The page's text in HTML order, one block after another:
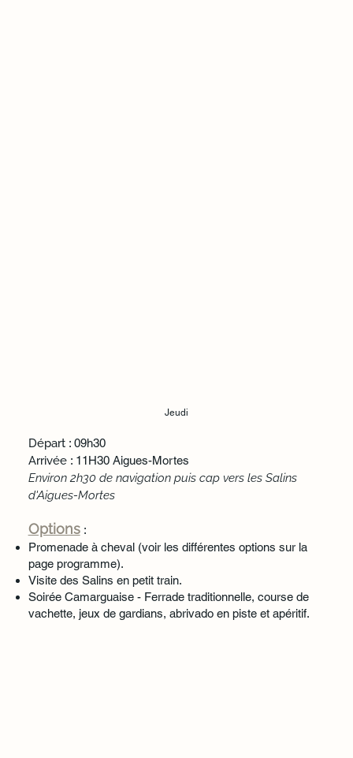
Jeudi
Départ: 09h30
Arrivée: 11H30 Aigues-Mortes
Environ 2h30 de navigation puis cap vers les Salins
d'Aigues-Mortes
Options:
Promenade à cheval (voir les différentes options sur la
page programme).
Visite des Salins en petit train.
Soirée Camarguaise - Ferrade traditionnelle, course de
vachette, jeux de gardians, abrivado en piste et apéritif.